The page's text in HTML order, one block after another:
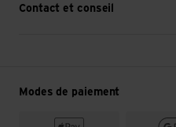
Contact et conseil
Modes de paiement